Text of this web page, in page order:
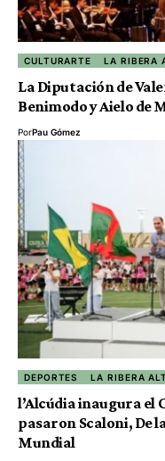
CULTURARTE LA RIBERA
La Diputación de
Benimodo y Aielo de
PorPau Gómez
DEPORTES LA RIBERA
l’Alcúdia inaugura el
pasaron Scaloni, De
Mundial